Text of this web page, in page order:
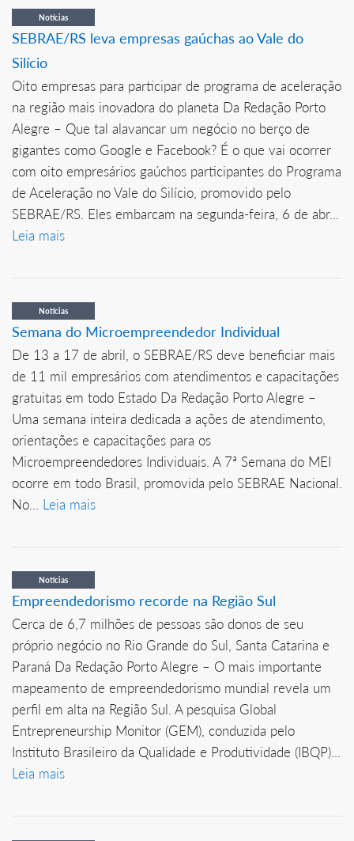
Notícias
SEBRAE/RS leva empresas gaúchas ao Vale do
Silício
Oito empresas para participar de programa de aceleração
na região mais inovadora do planeta Da Redação Porto
Alegre – Que tal alavancar um negócio no berço de
gigantes como Google e Facebook? É o que vai ocorrer
com oito empresários gaúchos participantes do Programa
de Aceleração no Vale do Silício, promovido pelo
SEBRAE/RS. Eles embarcam na segunda-feira, 6 de abr...
Leia mais
Notícias
Semana do Microempreendedor Individual
De 13 a 17 de abril, o SEBRAE/RS deve beneficiar mais
de 11 mil empresários com atendimentos e capacitações
gratuitas em todo Estado Da Redação Porto Alegre –
Uma semana inteira dedicada a ações de atendimento,
orientações e capacitações para os
Microempreendedores Individuais. A 7ª Semana do MEI
ocorre em todo Brasil, promovida pelo SEBRAE Nacional.
No... Leia mais
Notícias
Empreendedorismo recorde na Região Sul
Cerca de 6,7 milhões de pessoas são donos de seu
próprio negócio no Rio Grande do Sul, Santa Catarina e
Paraná Da Redação Porto Alegre – O mais importante
mapeamento de empreendedorismo mundial revela um
perfil em alta na Região Sul. A pesquisa Global
Entrepreneurship Monitor (GEM), conduzida pelo
Instituto Brasileiro da Qualidade e Produtividade (IBQP)...
Leia mais